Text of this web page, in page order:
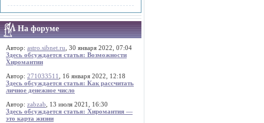
На форуме
Автор: astro.sibnet.ru , 30 января 2022, 07:04
Здесь обсуждается статья: Возможности
Хиромантии
Автор: 271033511
, 16 января 2022, 12:18
Здесь обсуждается статья: Как рассчитать
личное денежное число
Автор: zabzab , 13 июля 2021, 16:30
Здесь обсуждается статья: Хиромантия —
это карта жизни